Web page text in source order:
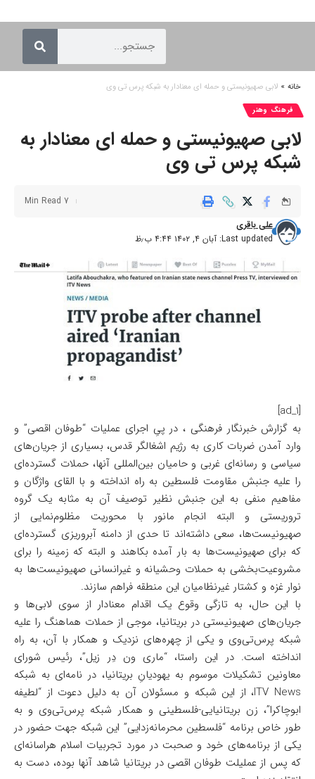
خانه » لابی صهیونیستی و حمله ای معنادار به شبکه پرس تی وی
فرهنگ وهنر
لابی صهیونیستی و حمله ای معنادار به
شبکه پرس تی وی
Last updated: آبان ۴, ۱۴۰۲ ۴:۴۴ ب٫ظ
علی باقری
7 Min Read
[ad_1]
به گزارش خبرنگار فرهنگی ، در پیِ اجرای عملیات “طوفان اقصی” و
وارد آمدن ضربات کاری به رژیم اشغالگر قدس، بسیاری از جریان‌های
سیاسی و رسانه‌ای غربی و حامیان بین‌المللی آنها، حملات گسترده‌ای
را علیه جنبش مقاومت فلسطین به راه انداخته و با القای واژگان و
مفاهیم منفی به این جنبش نظیر توصیف آن به مثابه یک گروه
تروریستی و البته انجام مانور با محوریت مظلوم‌نمایی از
صهیونیست‌ها، سعی داشته‌اند تا حدی از دامنه آبروریزی گسترده‌ای
که برای صهیونیست‌ها به بار آمده بکاهند و البته که زمینه را برای
مشروعیت‌بخشی به حملات وحشیانه و غیرانسانی صهیونیست‌ها به
نوار غزه و کشتار غیرنظامیان این منطقه فراهم سازند.
با این حال، به تازگی وقوع یک اقدام معنادار از سوی لابی‌ها و
جریان‌های صهیونیستی در بریتانیا، موجی از حملات هماهنگ را علیه
شبکه پرس‌تی‌وی و یکی از چهره‌های نزدیک و همکار با آن، به راه
انداخته است. در این راستا، “ماری ون دِر زیل”، رئیس شورای
معاونین تشکیلات موسوم به یهودیانِ بریتانیا، در نامه‌ای به شبکه
ITV News، از این شبکه و مسئولان آن به دلیل دعوت از “لطیفه
ابوچاکرا”، زن بریتانیایی-فلسطینی و همکار شبکه پرس‌تی‌وی و به
طور خاص برنامه “فلسطین محرمانه‌زدایی” این شبکه جهت حضور در
یکی از برنامه‌های خود و صحبت در مورد تجربیات اسلام هراسانه‌ای
که پس از عملیلت طوفان اقصی در بریتانیا شاهد آنها بوده، دست به